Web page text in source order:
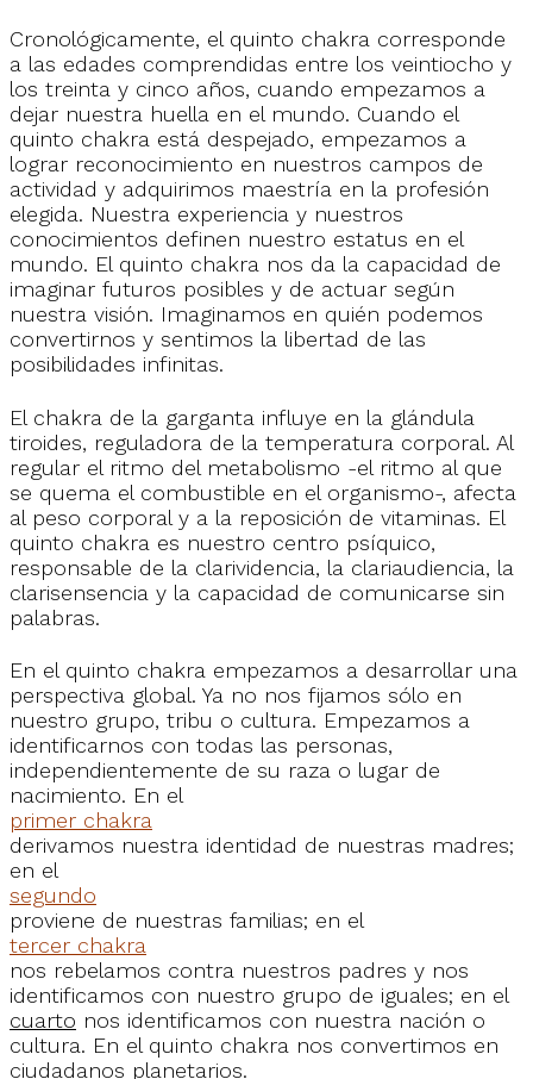
Cronológicamente, el quinto chakra corresponde
a las edades comprendidas entre los veintiocho y
los treinta y cinco años, cuando empezamos a
dejar nuestra huella en el mundo. Cuando el
quinto chakra está despejado, empezamos a
lograr reconocimiento en nuestros campos de
actividad y adquirimos maestría en la profesión
elegida. Nuestra experiencia y nuestros
conocimientos definen nuestro estatus en el
mundo. El quinto chakra nos da la capacidad de
imaginar futuros posibles y de actuar según
nuestra visión. Imaginamos en quién podemos
convertirnos y sentimos la libertad de las
posibilidades infinitas.
El chakra de la garganta influye en la glándula
tiroides, reguladora de la temperatura corporal. Al
regular el ritmo del metabolismo -el ritmo al que
se quema el combustible en el organismo-, afecta
al peso corporal y a la reposición de vitaminas. El
quinto chakra es nuestro centro psíquico,
responsable de la clarividencia, la clariaudiencia, la
clarisensencia y la capacidad de comunicarse sin
palabras.
En el quinto chakra empezamos a desarrollar una
perspectiva global. Ya no nos fijamos sólo en
nuestro grupo, tribu o cultura. Empezamos a
identificarnos con todas las personas,
independientemente de su raza o lugar de
nacimiento. En el
primer chakra
derivamos nuestra identidad de nuestras madres;
en el
segundo
proviene de nuestras familias; en el
tercer chakra
nos rebelamos contra nuestros padres y nos
identificamos con nuestro grupo de iguales; en el
cuarto nos identificamos con nuestra nación o
cultura. En el quinto chakra nos convertimos en
ciudadanos planetarios.